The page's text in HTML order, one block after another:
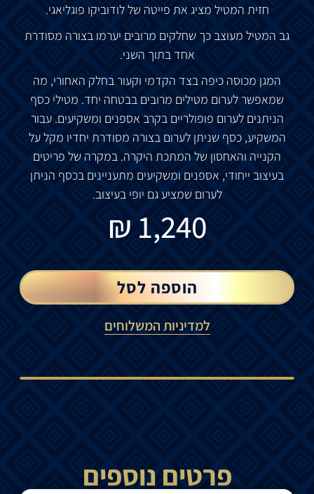
חזית המטיל מציג את פייטה שללודוביקו פוגליאגי.
גב המטיל מעוצב כך שחלקים מרובים יערמו בצורה מסודרת
אחד בתוך השני.
המגן מכוסה כיפה בצד הקדמי וקעורבחלק האחורי, מה
שמאפשרלערום מטילים מרובים בבטחה יחד. מטילי כסף
הניתנים לערום פופולריים בקרב אספנים ומשקיעים.עבור
המשקיע,כסף שניתן לערום בצורה מסודרת יחדיו מקלעל
הקנייה והאחסון של המתכת היקרה. במקרה של פריטים
בעיצוב ייחודי, אספנים ומשקיעים מתעניינים בכסף הניתן
לערום שמציעגם יופי בעיצוב.
1,240
₪
הוספה לסל
למדיניות המשלוחים
פרטים נוספים